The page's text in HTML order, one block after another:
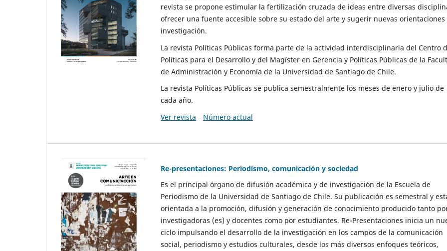
revista se propone estimular la fertilización cruzada de ideas entre diversas
ofrecer una fuente accesible sobre su estado del arte y sugerir nuevas orientaciones
investigación.
La revista Políticas Públicas forma parte de la actividad interdisciplinaria del Centro
Políticas para el Desarrollo y del Magíster en Gerencia y Políticas Públicas de la
de Administración y Economía de la Universidad de Santiago de Chile.
La revista Políticas Públicas se publica semestralmente los meses de enero y julio de
cada año.
Ver revista
Número actual
Re-presentaciones: Periodismo, comunicación y sociedad
Es el principal órgano de difusión académica y de investigación de la Escuela de
Periodismo de la Universidad de Santiago de Chile. Su publicación es semestral y
orientada a la promoción, difusión y generación de conocimiento producido tanto
investigadoras (es) y docentes como por estudiantes. Re-Presentaciones inicia un
ciclo impulsando el desarrollo de la investigación en los campos de la comunicación
social, periodismo y estudios culturales, desde los más diversos enfoques teóricos,